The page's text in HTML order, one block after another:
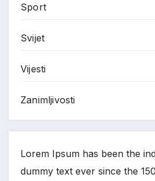
Sport
Svijet
Vijesti
Zanimljivosti
Lorem Ipsum has been the
dummy text ever since the